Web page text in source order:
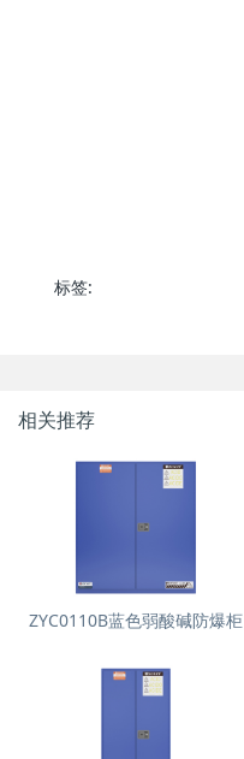
标签:
相关推荐
ZYC0110B蓝色弱酸碱防爆柜